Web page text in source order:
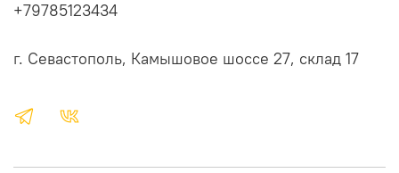
+79785123434
г. Севастополь, Камышовое шоссе 27, склад 17